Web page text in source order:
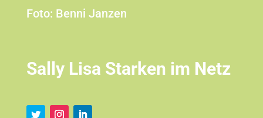
Foto: Benni Janzen
Sally Lisa Starken im Netz